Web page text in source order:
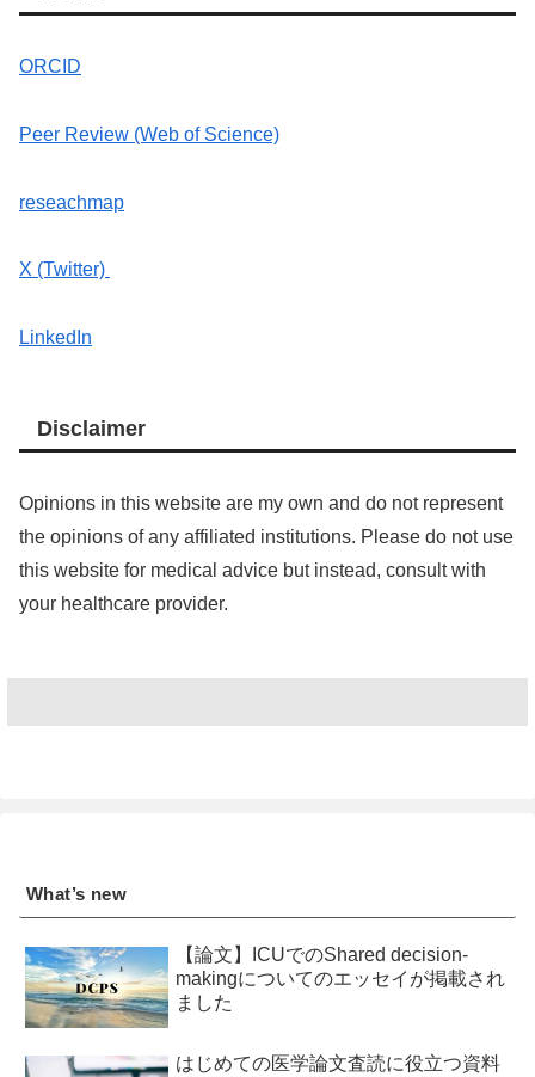
ORCID
Peer Review (Web of Science)
reseachmap
X (Twitter)
LinkedIn
Disclaimer
Opinions in this website are my own and do not represent
the opinions of any affiliated institutions. Please do not use
this website for medical advice but instead, consult with
your healthcare provider.
What’s new
【論文】ICUでのShared decision-
makingについてのエッセイが掲載され
ました
はじめての医学論文査読に役立つ資料